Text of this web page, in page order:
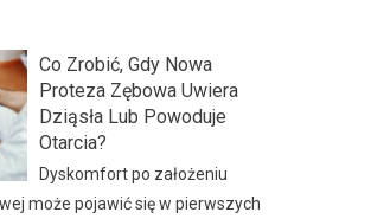
Co Zrobić, Gdy Nowa
Proteza Zębowa Uwiera
Dziąsła Lub Powoduje
Otarcia?
Dyskomfort po założeniu
może pojawić się w pierwszych